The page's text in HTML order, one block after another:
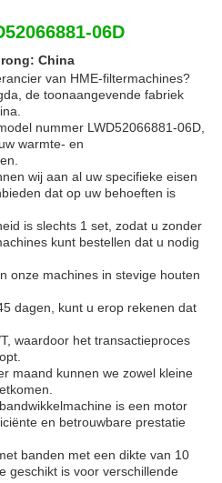
06D
China
van HME-filtermachines?
de toonaangevende fabriek
nummer LWD52066881-06D,
warmte- en
wij aan al uw specifieke eisen
dat op uw behoeften is
is slechts 1 set, zodat u zonder
kunt bestellen dat u nodig
onze machines in stevige houten
dagen, kunt u erop rekenen dat
waardoor het transactieproces
maand kunnen we zowel kleine
is een motor
en betrouwbare prestatie
banden met een dikte van 10
geschikt is voor verschillende